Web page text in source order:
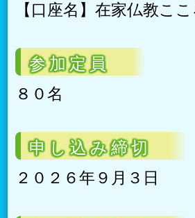
【口座名】在家仏教こ
参加定員
８０名
申し込み締切
２０２６年９月３日